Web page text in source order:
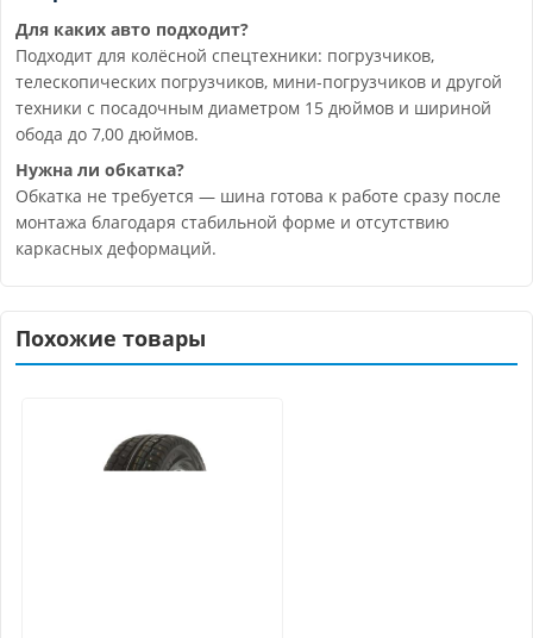
Для каких авто подходит?
Подходит для колёсной спецтехники: погрузчиков,
телескопических погрузчиков, мини-погрузчиков и другой
техники с посадочным диаметром 15 дюймов и шириной
обода до 7,00 дюймов.
Нужна ли обкатка?
Обкатка не требуется — шина готова к работе сразу после
монтажа благодаря стабильной форме и отсутствию
каркасных деформаций.
Похожие товары